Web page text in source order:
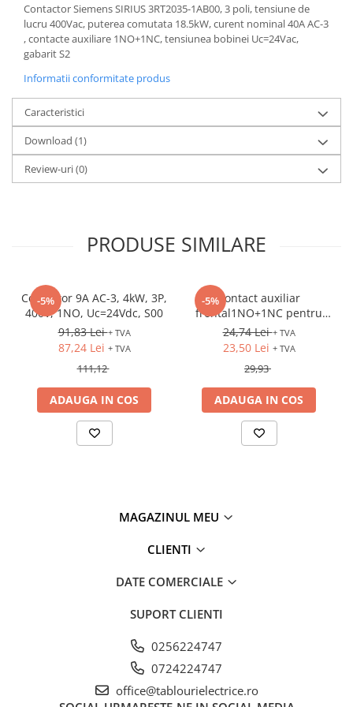
Controlere pentru automatizari
Switch-uri si comunicatii
Convertizoare frecvenţă
Invertoare (Convertizoare)
Accesorii convertizoare frecventa
Senzori
Cabluri senzori
Senzori inductivi
Senzori temperatura
max.1600A
Intreruptoare automate compacte
Accesorii intreruptoare compacte
Protectii cu fuzibili
Fuzibili tip CH
Fuzibili tip D
Fuzibili tip D0
Fuzibili tip MPR
Comutatoare siguranta
Contactor Siemens SIRIUS 3RT2035-1AB00, 3 poli, tensiune de
lucru 400Vac, puterea comutata 18.5kW, curent nominal 40A AC-3
, contacte auxiliare 1NO+1NC, tensiunea bobinei Uc=24Vac,
gabarit S2
Informatii conformitate produs
Caracteristici
Download (1)
Review-uri(0)
PRODUSE SIMILARE
-5%
Contactor 9A AC-3, 4kW, 3P,
400V, 1NO, Uc=24Vdc, S00
91,83 Lei+ TVA
87,24 Lei + TVA
111,12
ADAUGA IN COS
-5%Contact auxiliar
frontal1NO+1NC pentru
3RV2
24,74 Lei+ TVA
23,50 Lei + TVA
29,93
ADAUGA IN COS
MAGAZINUL MEU
CLIENTI
DATE COMERCIALE
SUPORT CLIENTI
0256224747
0724224747
office@tablourielectrice.ro